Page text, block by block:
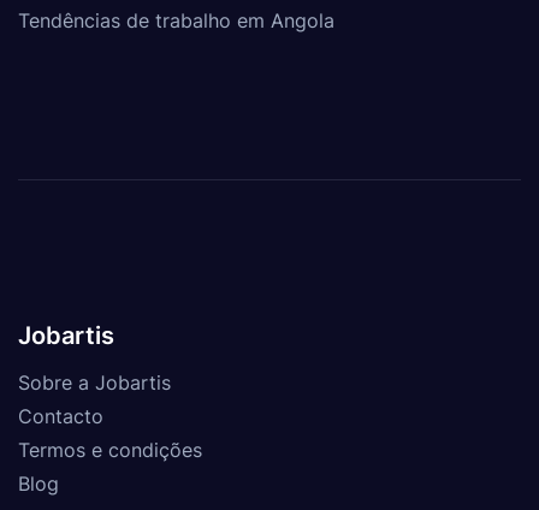
Tendências de trabalho em Angola
Jobartis
Sobre a Jobartis
Contacto
Termos e condições
Blog